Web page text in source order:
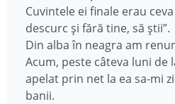
Cuvintele ei finale erau
descurc și fără tine, să știi”.
Din alba în neagra am
Acum, peste câteva luni de
apelat prin net la ea sa-mi
banii.